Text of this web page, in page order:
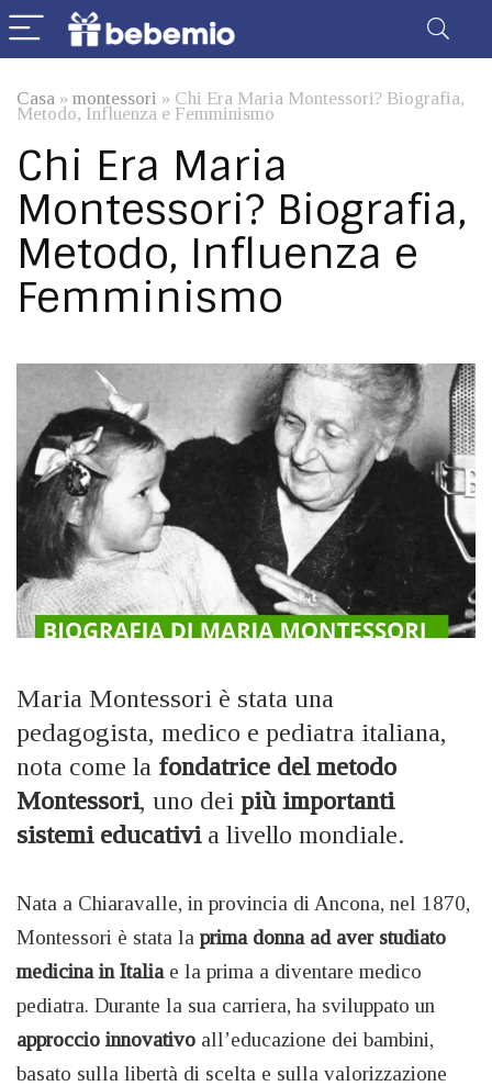
Casa » montessori » Chi Era Maria Montessori? Biografia,
Metodo, Influenza e Femminismo
Chi Era Maria
Montessori? Biografia,
Metodo, Influenza e
Femminismo
Maria Montessori è stata una
pedagogista, medico e pediatra italiana,
nota come la fondatrice del metodo
Montessori, uno dei più importanti
sistemi educativia livello mondiale.
Nata a Chiaravalle, in provincia di Ancona, nel 1870,
Montessori è stata la prima donna ad aver studiato
medicina in Italia e la prima a diventare medico
pediatra. Durante la sua carriera, ha sviluppato un
approccio innovativo all’educazione dei bambini,
basato sulla libertà di scelta e sulla valorizzazione